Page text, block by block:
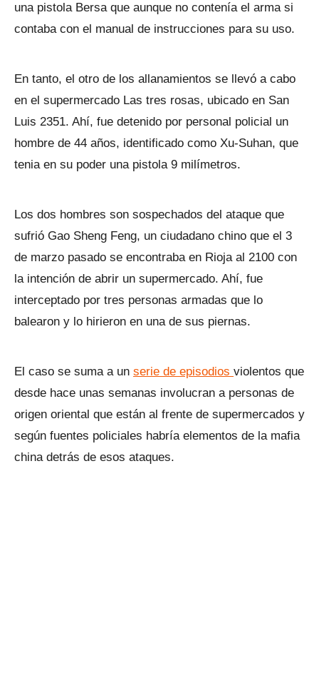
una pistola Bersa que aunque no contenía el arma si
contaba con el manual de instrucciones para su uso.
En tanto, el otro de los allanamientos se llevó a cabo
en el supermercado Las tres rosas, ubicado en San
Luis 2351. Ahí, fue detenido por personal policial un
hombre de 44 años, identificado como Xu-Suhan, que
tenia en su poder una pistola 9 milímetros.
Los dos hombres son sospechados del ataque que
sufrió Gao Sheng Feng, un ciudadano chino que el 3
de marzo pasado se encontraba en Rioja al 2100 con
la intención de abrir un supermercado. Ahí, fue
interceptado por tres personas armadas que lo
balearon y lo hirieron en una de sus piernas.
El caso se suma a un serie de episodios violentos que
desde hace unas semanas involucran a personas de
origen oriental que están al frente de supermercados y
según fuentes policiales habría elementos de la mafia
china detrás de esos ataques.